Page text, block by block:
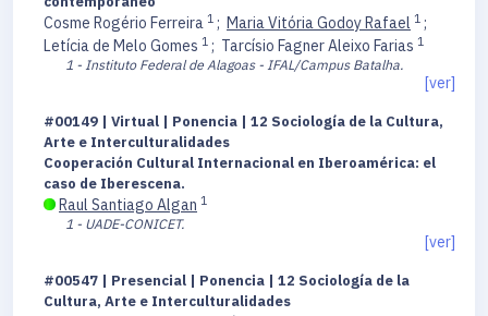
Cosme Rogério Ferreira 1 ; Maria Vitória Godoy Rafael 1 ;
Letícia de Melo Gomes 1 ; Tarcísio Fagner Aleixo Farias 1
1 - Instituto Federal de Alagoas - IFAL/Campus Batalha.
[ver]
#00149 | Virtual | Ponencia | 12 Sociología de la Cultura,
Arte e Interculturalidades
Cooperación Cultural Internacional en Iberoamérica: el
caso de Iberescena.
Raul Santiago Algan 1
1 - UADE-CONICET.
[ver]
#00547 | Presencial | Ponencia | 12 Sociología de la
Cultura, Arte e Interculturalidades